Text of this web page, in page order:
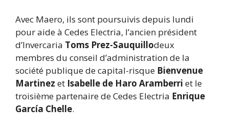
Avec Maero, ils sont poursuivis depuis lundi
pour aide à Cedes Electria, l’ancien président
d’Invercaria Toms Prez-Sauquillodeux
membres du conseil d’administration de la
société publique de capital-risque Bienvenue
Martinez et Isabelle de Haro Aramberri et le
troisième partenaire de Cedes Electria Enrique
García Chelle.